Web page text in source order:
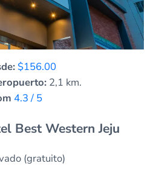
$156.00
2,1 km.
4.3 / 5
Best Western Jeju
(gratuito)